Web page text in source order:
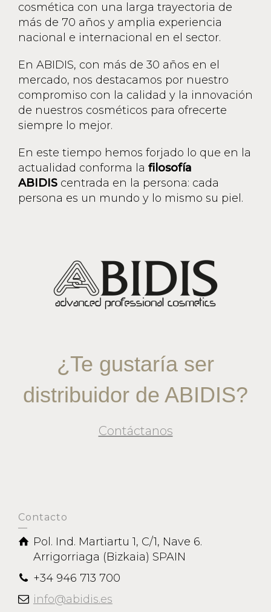
cosmética con una larga trayectoria de
más de 70 años y amplia experiencia
nacional e internacional en el sector.
En ABIDIS, con más de 30 años en el
mercado, nos destacamos por nuestro
compromiso con la calidad y la innovación
de nuestros cosméticos para ofrecerte
siempre lo mejor.
En este tiempo hemos forjado lo que en la
actualidad conforma la filosofía
ABIDIS centrada en la persona: cada
persona es un mundo y lo mismo su piel.
¿Te gustaría ser
distribuidor de ABIDIS?
Contáctanos
Contacto
Pol. Ind. Martiartu 1, C/1, Nave 6.
Arrigorriaga (Bizkaia) SPAIN
+34 946 713 700
info@abidis.es